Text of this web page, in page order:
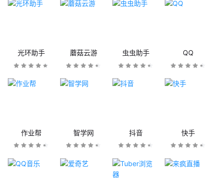
光环助手 蘑菇云游 虫虫助手 QQ
作业帮 智学网 抖音 快手